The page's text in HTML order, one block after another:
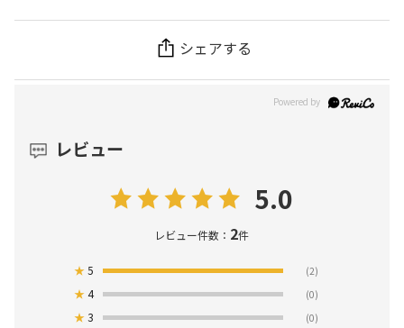
シェアする
レビュー
5.0
レビュー件数： 2件
★5 (2)
★4 (0)
★3 (0)